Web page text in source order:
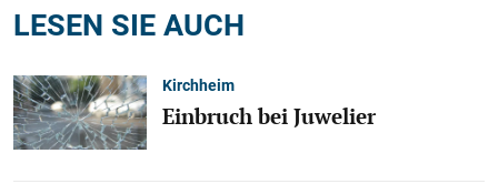
LESEN SIE AUCH
Kirchheim
Einbruch bei Juwelier